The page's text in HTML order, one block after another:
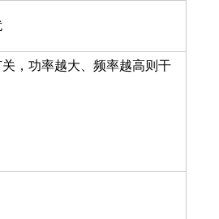
，功率越大、频率越高则干